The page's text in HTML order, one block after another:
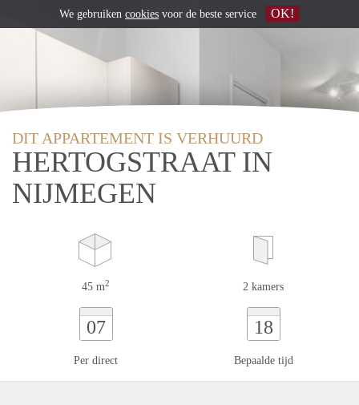
DIT APPARTEMENT IS VERHUURD
HERTOGSTRAAT IN
NIJMEGEN
45 m2 2 kamers
07
Per direct
18
Bepaalde tijd
We gebruiken cookies voor de beste service OK!